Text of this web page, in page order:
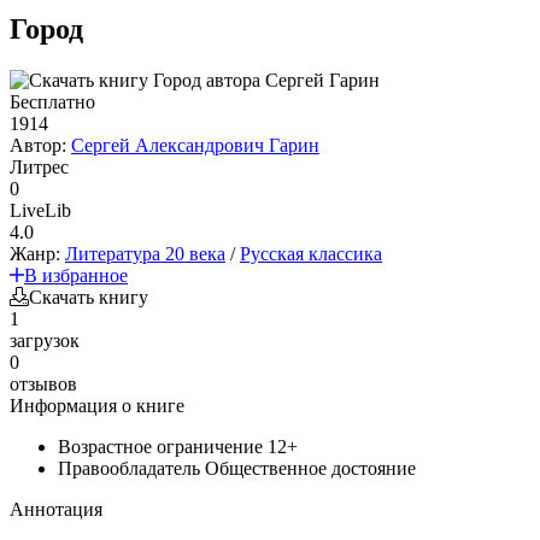
Город
Бесплатно
1914
Автор: Сергей Александрович Гарин
Литрес
0
LiveLib
4.0
Жанр: Литература 20 века /Русская классика
В избранное
Скачать книгу
1
загрузок
0
отзывов
Информация о книге
Возрастное ограничение 12+
Правообладатель Общественное достояние
Аннотация